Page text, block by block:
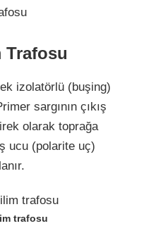
Trafosu
izolatörlü (buşing)
sargının çıkış
olarak toprağa
ucu (polarite uç)
trafosu